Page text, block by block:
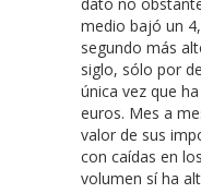
medio bajó un
segundo más
siglo, sólo por
única vez que
euros. Mes a
valor de sus
con caídas en
volumen sí ha